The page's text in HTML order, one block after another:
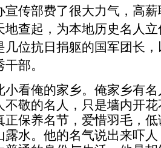
宣传部费了很大力气，高
地查起，为本地历史名人
几位抗日捐躯的国军团长
部。
小看俺的家乡。俺家乡有
不敬的名人，只是墙内开
正保养名节，爱惜羽毛，
露水。他的名气说出来吓